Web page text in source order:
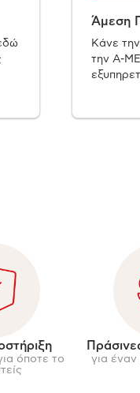
Άμεση
Κάνε
την Α-
όποτε το
για